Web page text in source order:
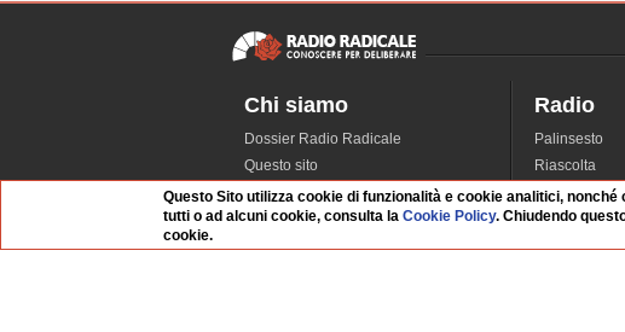
Chi siamo
Dossier Radio Radicale
Questo sito
L'Archivio
Redazione
La musica da Requiem
Radio
Palinsesto
Riascolta
Dirette
Rubriche
Interviste
Questo Sito utilizza cookie di funzionalità e cookie analitici,
tutti o ad alcuni cookie, consulta laCookie Policy. Chiudendo
cookie.